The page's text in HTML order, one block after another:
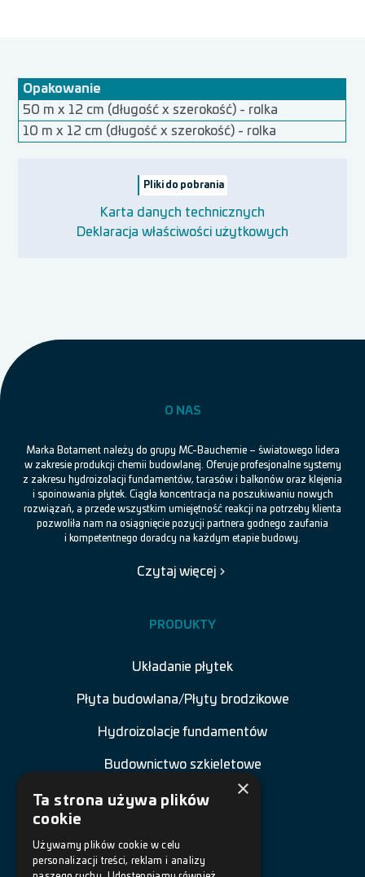
Opakowanie
50 m x 12 cm (długość x szerokość) - rolka
10 m x 12 cm (długość x szerokość) - rolka
Pliki do pobrania
Karta danych technicznych
Deklaracja właściwości użytkowych
O NAS
Marka Botament należy do grupy MC-Bauchemie – światowego lidera
w zakresie produkcji chemii budowlanej. Oferuje profesjonalne systemy
z zakresu hydroizolacji fundamentów, tarasów i balkonów oraz klejenia
i spoinowania płytek. Ciągła koncentracja na poszukiwaniu nowych
rozwiązań, a przede wszystkim umiejętność reakcji na potrzeby klienta
pozwoliła nam na osiągnięcie pozycji partnera godnego zaufania
i kompetentnego doradcy na każdym etapie budowy.
Czytaj więcej
PRODUKTY
Układanie płytek
Płyta budowlana/Płyty brodzikowe
Hydroizolacje fundamentów
Budownictwo szkieletowe
Renowacja budowli
Posadzki żywiczne
×
Ta strona używa plików
cookie
Używamy plików cookie w celu
personalizacji treści, reklam i analizy